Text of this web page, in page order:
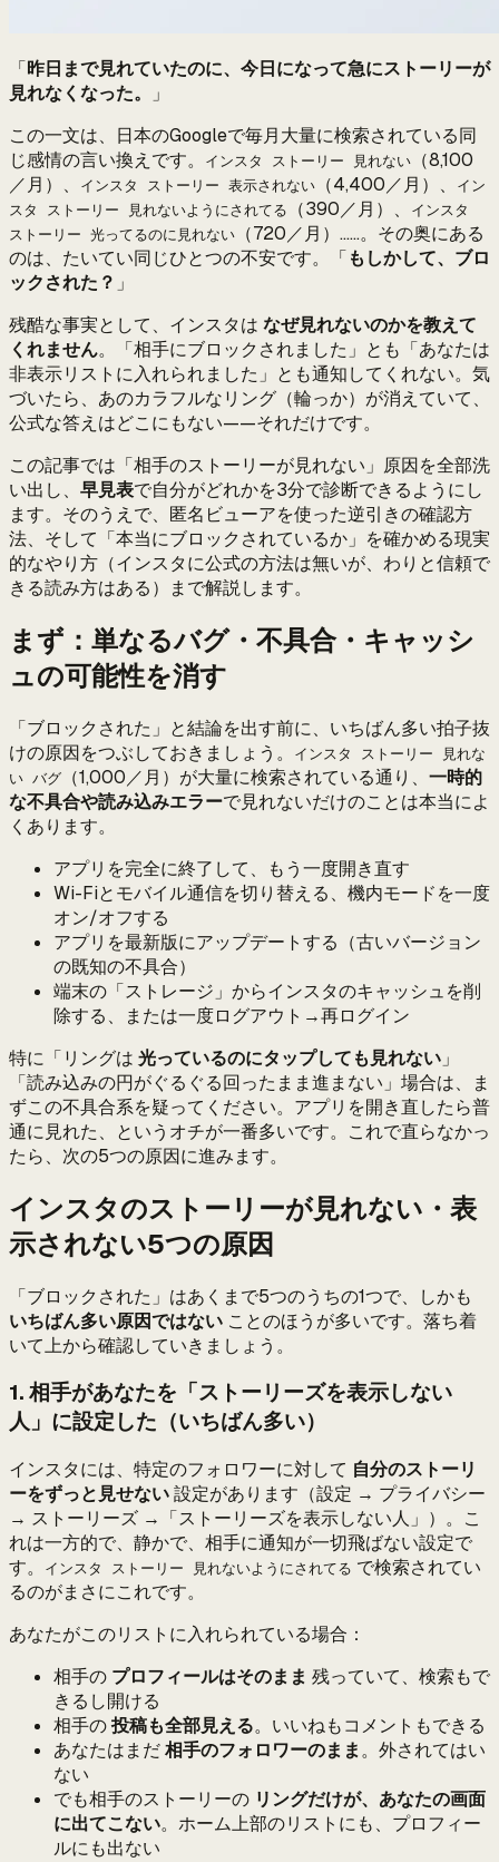
「昨日まで見れていたのに、今日になって急にストーリーが
見れなくなった。
」
この一文は、日本のGoogleで毎月大量に検索されている同
じ感情の言い換えです。
インスタ ストーリー 見れない
（8,100
／月）、
インスタ ストーリー 表示されない （4,400／月）、
イン
スタ ストーリー 見れないようにされてる
（390／月）、
インスタ
ストーリー 光ってるのに見れない
（720／月）……。その奥にある
のは、たいてい同じひとつの不安です。「もしかして、ブロ
ックされた？ 」
残酷な事実として、インスタは なぜ見れないのかを教えて
くれません。「相手にブロックされました」とも「あなたは
非表示リストに入れられました」とも通知してくれない。気
づいたら、あのカラフルなリング（輪っか）が消えていて、
公式な答えはどこにもない——それだけです。
この記事では「相手のストーリーが見れない」原因を全部洗
い出し、 早見表で自分がどれかを3分で診断できるようにし
ます。そのうえで、匿名ビューアを使った逆引きの確認方
法、そして「本当にブロックされているか」を確かめる現実
的なやり方（インスタに公式の方法は無いが、わりと信頼で
きる読み方はある）まで解説します。
まず：単なるバグ・不具合・キャッシ
ュの可能性を消す
「ブロックされた」と結論を出す前に、いちばん多い拍子抜
けの原因をつぶしておきましょう。
インスタ ストーリー 見れな
い バグ
（1,000／月）が大量に検索されている通り、 一時的
な不具合や読み込みエラーで見れないだけのことは本当によ
くあります。
アプリを完全に終了して、もう一度開き直す
Wi-Fiとモバイル通信を切り替える、機内モードを一度
オン/オフする
アプリを最新版にアップデートする（古いバージョン
の既知の不具合）
端末の「ストレージ」からインスタのキャッシュを削
除する、または一度ログアウト→再ログイン
特に「リングは 光っているのにタップしても見れない 」
「読み込みの円がぐるぐる回ったまま進まない」場合は、ま
ずこの不具合系を疑ってください。アプリを開き直したら普
通に見れた、というオチが一番多いです。これで直らなかっ
たら、次の5つの原因に進みます。
インスタのストーリーが見れない・表
示されない5つの原因
「ブロックされた」はあくまで5つのうちの1つで、しかも
いちばん多い原因ではない ことのほうが多いです。落ち着
いて上から確認していきましょう。
1. 相手があなたを「ストーリーズを表示しない
人」に設定した（いちばん多い）
インスタには、特定のフォロワーに対して 自分のストーリ
ーをずっと見せない設定があります（設定 → プライバシー
→ ストーリーズ →「ストーリーズを表示しない人」）。こ
れは一方的で、静かで、相手に通知が一切飛ばない設定で
す。
インスタ ストーリー 見れないようにされてる で検索されてい
るのがまさにこれです。
あなたがこのリストに入れられている場合：
相手の プロフィールはそのまま 残っていて、検索もで
きるし開ける
相手の投稿も全部見える。いいねもコメントもできる
あなたはまだ相手のフォロワーのまま。外されてはい
ない
でも相手のストーリーの リングだけが、あなたの画面
に出てこない。ホーム上部のリストにも、プロフィー
ルにも出ない